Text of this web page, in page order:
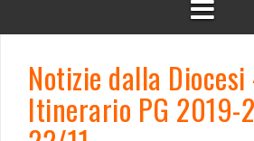
Notizie dalla
Itinerario PG 2019-